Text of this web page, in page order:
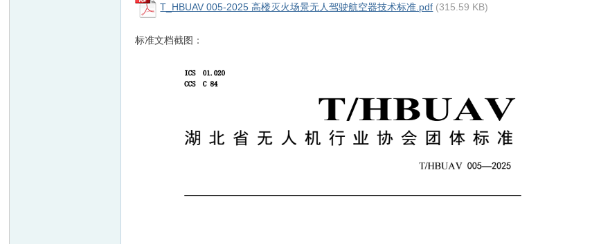
T_HBUAV 005-2025 高楼灭火场景无人驾驶航空器技术标准.pdf (315.59 KB)
标准文档截图：